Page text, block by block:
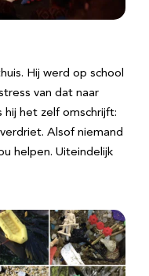
Hij werd op school
van dat naar
hij het zelf omschrijft:
Alsof niemand
helpen. Uiteindelijk